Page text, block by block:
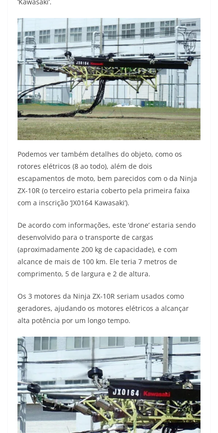
p
k
k
Podemos ver também detalhes do objeto, como os
rotores elétricos (8 ao todo), além de dois
escapamentos de moto, bem parecidos com o da Ninja
ZX-10R (o terceiro estaria coberto pela primeira faixa
com a inscrição ‘JX0164 Kawasaki’).
De acordo com informações, este ‘drone’ estaria sendo
desenvolvido para o transporte de cargas
(aproximadamente 200 kg de capacidade), e com
alcance de mais de 100 km. Ele teria 7 metros de
comprimento, 5 de largura e 2 de altura.
Os 3 motores da Ninja ZX-10R seriam usados como
geradores, ajudando os motores elétricos a alcançar
alta potência por um longo tempo.